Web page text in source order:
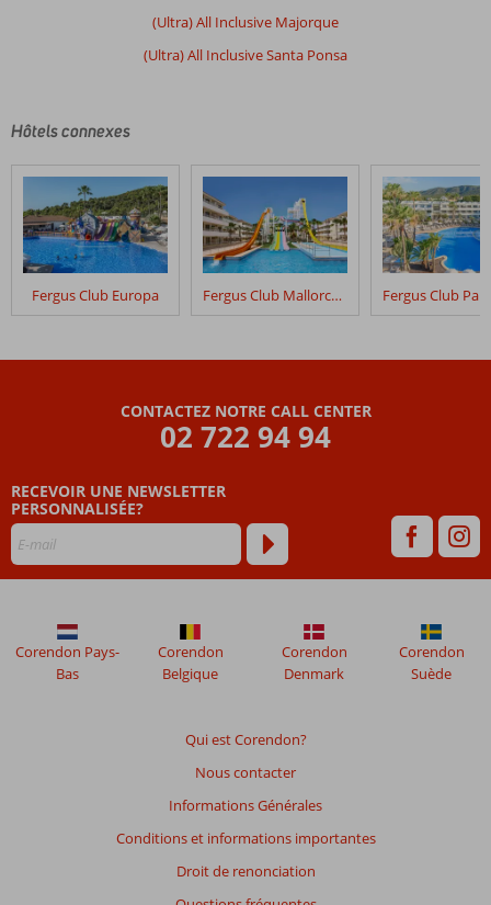
Fergus
Cala
Les
avis
datant
de
affichés
afin
de
avis
présentés.
En
(Ultra) All Inclusive Majorque
(Ultra) All Inclusive Santa Ponsa
Hôtels connexes
Fergus Club Europa Fergus Club Mallorca Waterpark
CONTACTEZ NOTRE CALL CENTER
02 722 94 94
RECEVOIR UNE NEWSLETTER
PERSONNALISÉE?
Qui est Corendon?
Nous contacter
Informations Générales
Conditions et informations importantes
Droit de renonciation
Corendon Pays-
Bas
Corendon
Belgique
Corendon
Denmark
Corendon
Suède